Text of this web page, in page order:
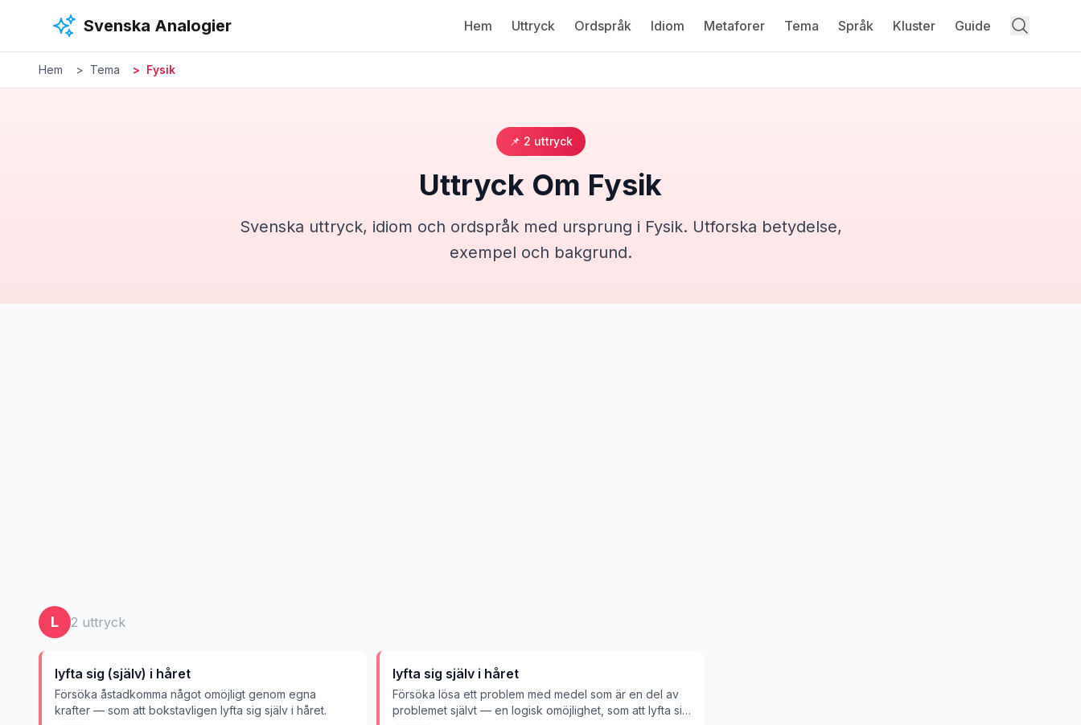
Svenska Analogier Hem Uttryck Ordspråk Idiom Metaforer Tema Språk Kluster Guide
Hem Tema Fysik
📌 2 uttryck
Uttryck Om Fysik
Svenska uttryck, idiom och ordspråk med ursprung i Fysik. Utforska betydelse,
exempel och bakgrund.
L 2 uttryck
lyfta sig (själv) i håret
Försöka åstadkomma något omöjligt genom egna
krafter — som att bokstavligen lyfta sig själv i håret.
lyfta sig själv i håret
Försöka lösa ett problem med medel som är en del av
problemet självt — en logisk omöjlighet, som att lyfta sig